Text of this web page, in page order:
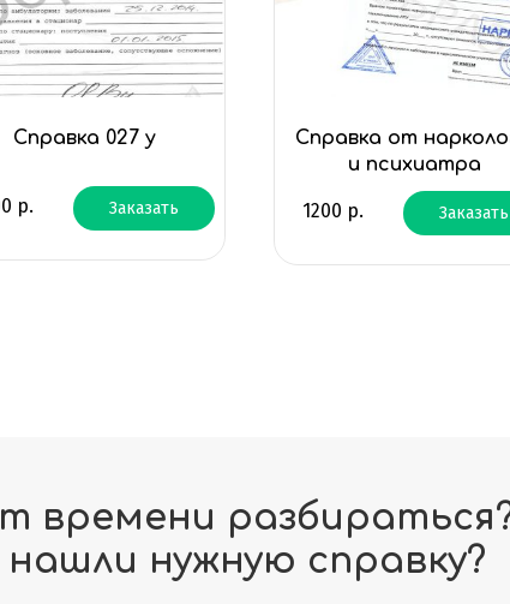
Справка 027 у
р. Заказать
Справка от
и психиатра
1200 р. Заказать
времени
нужную справку?